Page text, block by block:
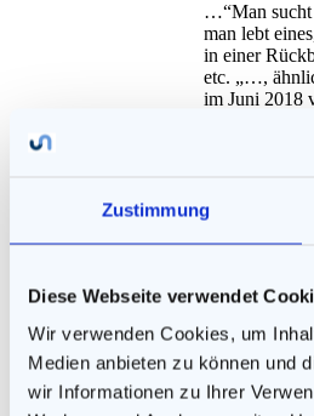
Zustimmung
Diese Webseite verwendet
Wir verwenden Cookies, um
Medien anbieten zu können und
wir Informationen zu Ihrer
…“Man sucht
man lebt
in einer
etc. „…,
im Juni 2018
körperlichen
er häufig sehr
die Frage
Erziehung
nicht!“,